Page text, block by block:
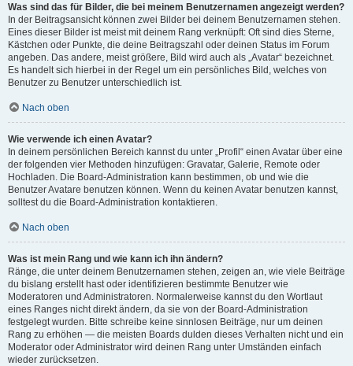
Was sind das für Bilder, die bei meinem Benutzernamen angezeigt werden?
In der Beitragsansicht können zwei Bilder bei deinem Benutzernamen stehen.
Eines dieser Bilder ist meist mit deinem Rang verknüpft: Oft sind dies Sterne,
Kästchen oder Punkte, die deine Beitragszahl oder deinen Status im Forum
angeben. Das andere, meist größere, Bild wird auch als „Avatar“ bezeichnet.
Es handelt sich hierbei in der Regel um ein persönliches Bild, welches von
Benutzer zu Benutzer unterschiedlich ist.
Nach oben
Wie verwende ich einen Avatar?
In deinem persönlichen Bereich kannst du unter „Profil“ einen Avatar über eine
der folgenden vier Methoden hinzufügen: Gravatar, Galerie, Remote oder
Hochladen. Die Board-Administration kann bestimmen, ob und wie die
Benutzer Avatare benutzen können. Wenn du keinen Avatar benutzen kannst,
solltest du die Board-Administration kontaktieren.
Nach oben
Was ist mein Rang und wie kann ich ihn ändern?
Ränge, die unter deinem Benutzernamen stehen, zeigen an, wie viele Beiträge
du bislang erstellt hast oder identifizieren bestimmte Benutzer wie
Moderatoren und Administratoren. Normalerweise kannst du den Wortlaut
eines Ranges nicht direkt ändern, da sie von der Board-Administration
festgelegt wurden. Bitte schreibe keine sinnlosen Beiträge, nur um deinen
Rang zu erhöhen — die meisten Boards dulden dieses Verhalten nicht und ein
Moderator oder Administrator wird deinen Rang unter Umständen einfach
wieder zurücksetzen.